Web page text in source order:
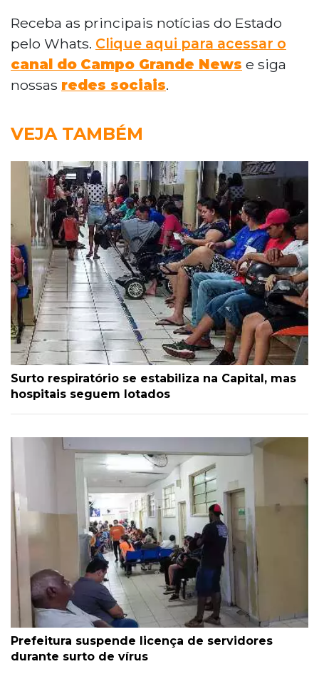
Receba as principais notícias do Estado
pelo Whats. Clique aqui para acessar o
canal do Campo Grande News e siga
nossas redes sociais.
VEJA TAMBÉM
Surto respiratório se estabiliza na Capital, mas
hospitais seguem lotados
Prefeitura suspende licença de servidores
durante surto de vírus